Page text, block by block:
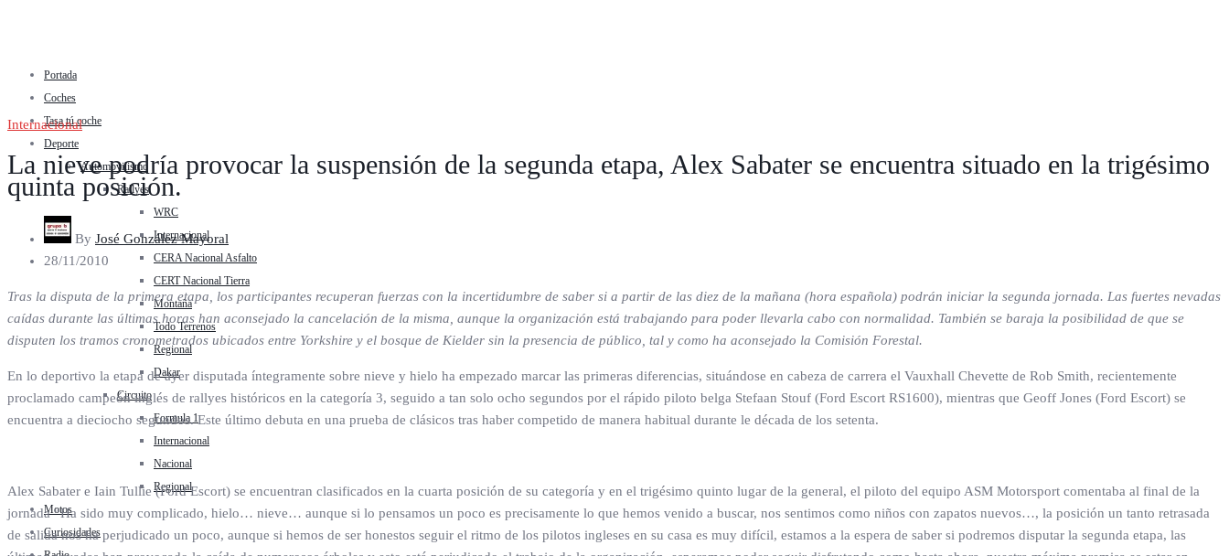
Portada
Coches
Tasa tú coche
Deporte
Automovilismo
Rallyes
WRC
Internacional
CERA Nacional Asfalto
CERT Nacional Tierra
Montaña
Todo Terrenos
Regional
Dakar
Circuito
Formula 1
Internacional
Nacional
Regional
Motos
Curiosidades
Internacional
La nieve podría provocar la suspensión de la segunda etapa, Alex Sabater se encuentra situado en la trigésimo
quinta posición.
By José González Mayoral
28/11/2010
Tras la disputa de la primera etapa, los participantes recuperan fuerzas con la incertidumbre de saber si a partir de las diez de la mañana (hora española) podrán iniciar la segunda jornada. Las fuertes nevadas
caídas durante las últimas horas han aconsejado la cancelación de la misma, aunque la organización está trabajando para poder llevarla cabo con normalidad. También se baraja la posibilidad de que se
disputen los tramos cronometrados ubicados entre Yorkshire y el bosque de Kielder sin la presencia de público, tal y como ha aconsejado la Comisión Forestal.
En lo deportivo la etapa de ayer disputada íntegramente sobre nieve y hielo ha empezado marcar las primeras diferencias, situándose en cabeza de carrera el Vauxhall Chevette de Rob Smith, recientemente
proclamado campeón inglés de rallyes históricos en la categoría 3, seguido a tan solo ocho segundos por el rápido piloto belga Stefaan Stouf (Ford Escort RS1600), mientras que Geoff Jones (Ford Escort) se
encuentra a dieciocho segundos. Este último debuta en una prueba de clásicos tras haber competido de manera habitual durante le década de los setenta.
Alex Sabater e Iain Tullie (Ford Escort) se encuentran clasificados en la cuarta posición de su categoría y en el trigésimo quinto lugar de la general, el piloto del equipo ASM Motorsport comentaba al final de la
jornada “Ha sido muy complicado, hielo… nieve… aunque si lo pensamos un poco es precisamente lo que hemos venido a buscar, nos sentimos como niños con zapatos nuevos…, la posición un tanto retrasada
de salida nos ha perjudicado un poco, aunque si hemos de ser honestos seguir el ritmo de los pilotos ingleses en su casa es muy difícil, estamos a la espera de saber si podremos disputar la segunda etapa, las